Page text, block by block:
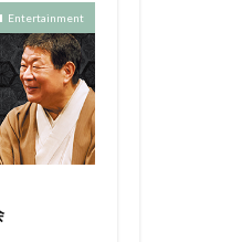
Entertainment